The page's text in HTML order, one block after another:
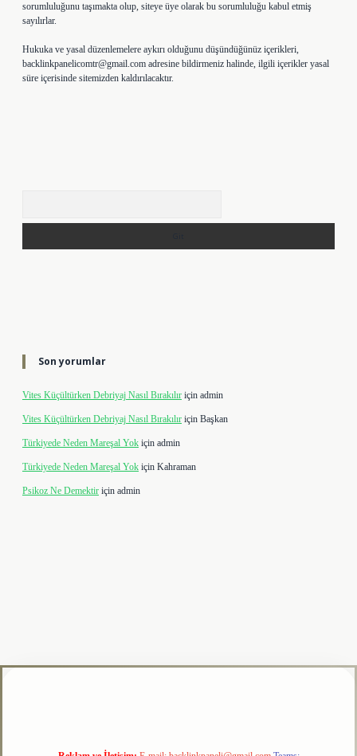
sorumluluğunu taşımakta olup, siteye üye olarak bu sorumluluğu kabul etmiş
sayılırlar.
Hukuka ve yasal düzenlemelere aykırı olduğunu düşündüğünüz içerikleri,
backlinkpanelicomtr@gmail.com adresine bildirmeniz halinde, ilgili içerikler yasal
süre içerisinde sitemizden kaldırılacaktır.
Son yorumlar
Vites Küçültürken Debriyaj Nasıl Bırakılır için admin
Vites Küçültürken Debriyaj Nasıl Bırakılır için Başkan
Türkiyede Neden Mareşal Yok için admin
Türkiyede Neden Mareşal Yok için Kahraman
Psikoz Ne Demektir için admin